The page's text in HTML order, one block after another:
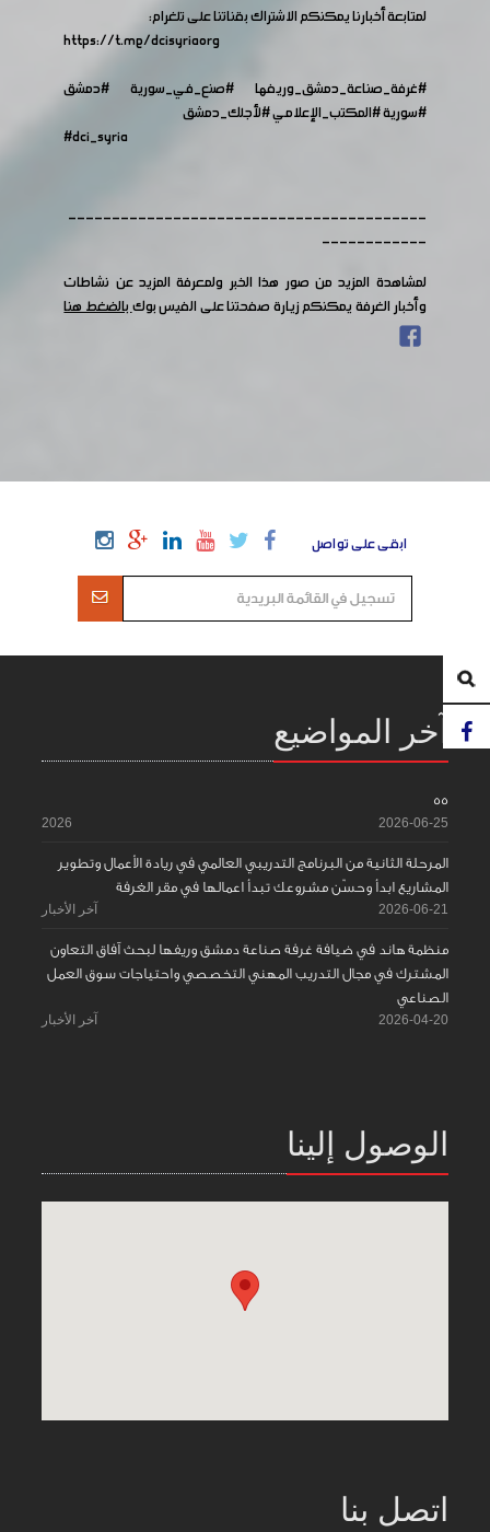
لمتابعة أخبارنا يمكنكم الاشتراك بقناتنا على تلغرام:
https://t.me/dcisyriaorg
#غرفة_صناعة_دمشق_وريفها
#صنع_في_سورية
#دمشق
#سورية#المكتب_الإعلامي#لأجلك_دمشق
#dci_syria
-----------------------------------------
------------
لمشاهدة المزيد من صور هذا الخبر ولمعرفة المزيد عن نشاطات
وأخبار الغرفة يمكنكم زيارة صفحتنا على الفيس بوكبالضغط هنا
ابقى على تواصل
آخر المواضيع
55
2026-06-25
2026
المرحلة الثانية من البرنامج التدريبي العالمي في ريادة الأعمال وتطوير
المشاريع ابدأ وحسّن مشروعك تبدأ اعمالها في مقر الغرفة
2026-06-21 آخر الأخبار
منظمة هاند في ضيافة غرفة صناعة دمشق وريفها لبحث آفاق التعاون
المشترك في مجال التدريب المهني التخصصي واحتياجات سوق العمل
الصناعي
2026-04-20 آخر الأخبار
الوصول إلينا
اتصل بنا